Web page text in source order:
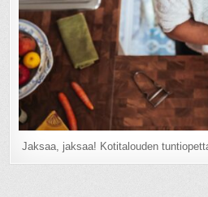
Jaksaa, jaksaa! Kotitalouden